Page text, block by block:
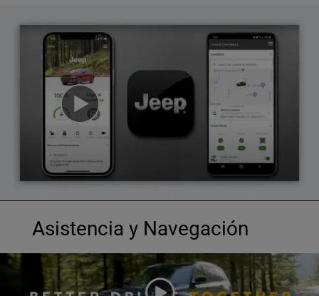
Asistencia y Navegación